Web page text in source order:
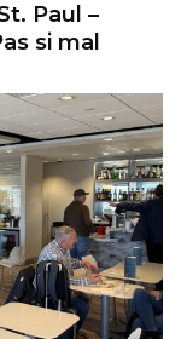
Paul –
si mal